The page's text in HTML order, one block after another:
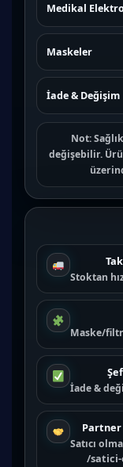
Medikal
Maskeler
İade & Değişim
Not:
değişebilir.
Stoktan
Maske/
İade &
Partner
Satıcı
/